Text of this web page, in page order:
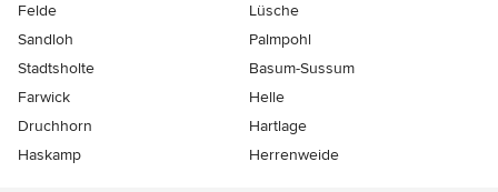
Felde
Lüsche
Sandloh
Palmpohl
Stadtsholte
Basum-Sussum
Farwick
Helle
Druchhorn
Hartlage
Haskamp
Herrenweide